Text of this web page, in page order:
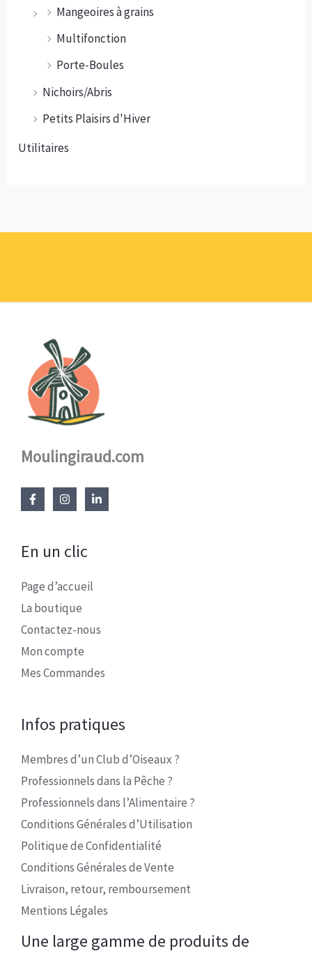
Mangeoires à grains
Multifonction
Porte-Boules
Nichoirs/Abris
Petits Plaisirs d'Hiver
Utilitaires
Moulingiraud.com
En un clic
Page d’accueil
La boutique
Contactez-nous
Mon compte
Mes Commandes
Infos pratiques
Membres d’un Club d’Oiseaux ?
Professionnels dans la Pêche ?
Professionnels dans l’Alimentaire ?
Conditions Générales d’Utilisation
Politique de Confidentialité
Conditions Générales de Vente
Livraison, retour, remboursement
Mentions Légales
Une large gamme de produits de